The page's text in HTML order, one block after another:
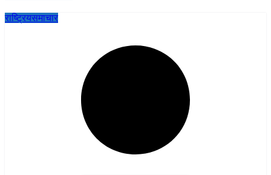
राष्ट्रियसमाचार